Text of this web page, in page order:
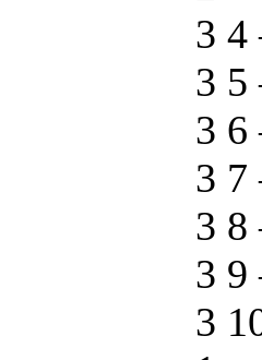
3 4
3 5
3 6
3 7
3 8
3 9
3